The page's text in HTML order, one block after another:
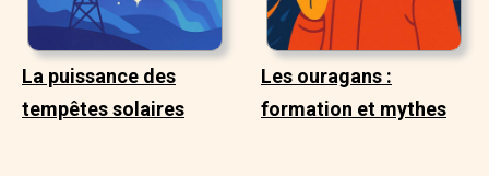
La puissance des
tempêtes solaires
Les ouragans :
formation et mythes